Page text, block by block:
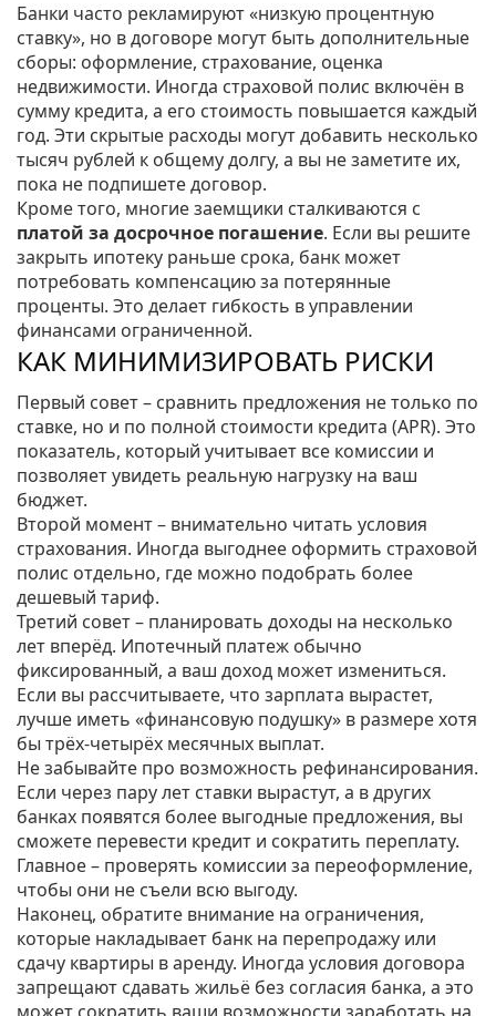
Банки часто рекламируют «низкую процентную
ставку», но в договоре могут быть дополнительные
сборы: оформление, страхование, оценка
недвижимости. Иногда страховой полис включён в
сумму кредита, а его стоимость повышается каждый
год. Эти скрытые расходы могут добавить несколько
тысяч рублей к общему долгу, а вы не заметите их,
пока не подпишете договор.
Кроме того, многие заемщики сталкиваются с
платой за досрочное погашение. Если вы решите
закрыть ипотеку раньше срока, банк может
потребовать компенсацию за потерянные
проценты. Это делает гибкость в управлении
финансами ограниченной.
КАК МИНИМИЗИРОВАТЬ РИСКИ
Первый совет – сравнить предложения не только по
ставке, но и по полной стоимости кредита (APR). Это
показатель, который учитывает все комиссии и
позволяет увидеть реальную нагрузку на ваш
бюджет.
Второй момент – внимательно читать условия
страхования. Иногда выгоднее оформить страховой
полис отдельно, где можно подобрать более
дешевый тариф.
Третий совет – планировать доходы на несколько
лет вперёд. Ипотечный платеж обычно
фиксированный, а ваш доход может измениться.
Если вы рассчитываете, что зарплата вырастет,
лучше иметь «финансовую подушку» в размере хотя
бы трёх‑четырёх месячных выплат.
Не забывайте про возможность рефинансирования.
Если через пару лет ставки вырастут, а в других
банках появятся более выгодные предложения, вы
сможете перевести кредит и сократить переплату.
Главное – проверять комиссии за переоформление,
чтобы они не съели всю выгоду.
Наконец, обратите внимание на ограничения,
которые накладывает банк на перепродажу или
сдачу квартиры в аренду. Иногда условия договора
запрещают сдавать жильё без согласия банка, а это